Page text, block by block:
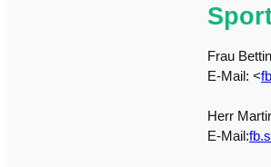
Frau
E-Mail: <
Herr
E-Mail: